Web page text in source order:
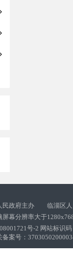
民政府主办 临淄区人
屏幕分辨率大于
号-2 网站标识
备案号：